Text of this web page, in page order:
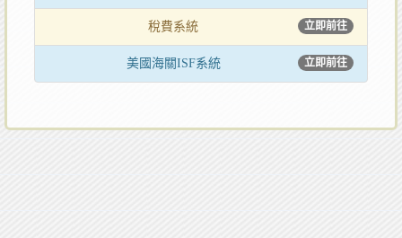
稅費系統 立即前往
美國海關ISF系統 立即前往